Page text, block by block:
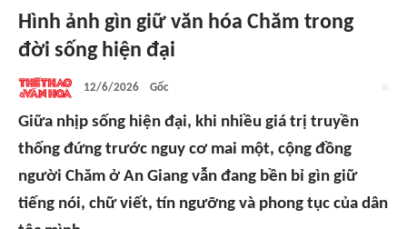
Hình ảnh gìn giữ văn hóa Chăm trong
đời sống hiện đại
12/6/2026 Gốc
Giữa nhịp sống hiện đại, khi nhiều giá trị truyền
thống đứng trước nguy cơ mai một, cộng đồng
người Chăm ở An Giang vẫn đang bền bỉ gìn giữ
tiếng nói, chữ viết, tín ngưỡng và phong tục của dân